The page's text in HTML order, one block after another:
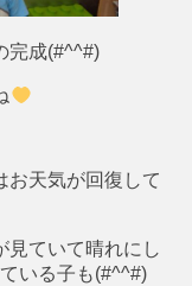
完成(#^^#)
お天気が回復して
見ていて晴れにし
いる子も(#^^#)